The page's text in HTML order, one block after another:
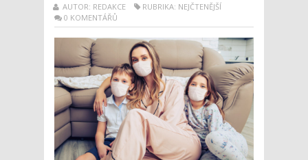
AUTOR: REDAKCE
RUBRIKA: NEJČTENĚJŠÍ
0 KOMENTÁŘŮ